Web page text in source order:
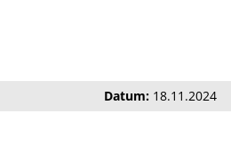
Datum: 18.11.2024